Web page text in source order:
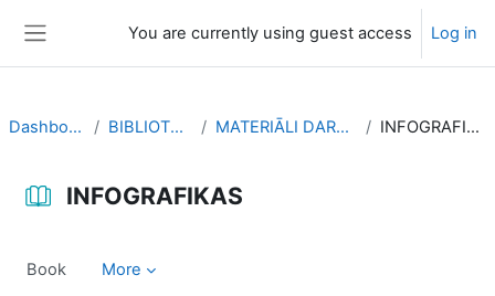
You are currently using guest access Log in
Dashboard BIBLIOTEKA MATERIĀLI DARBAM INFOGRAFIKAS
INFOGRAFIKAS
Book More